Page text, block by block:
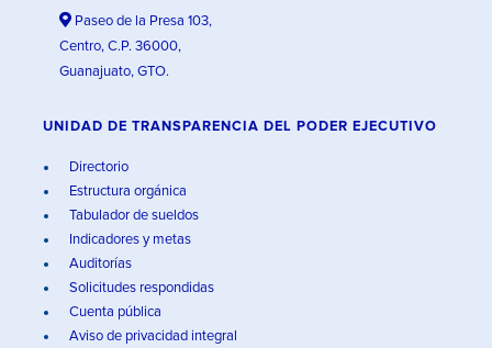
Paseo de la Presa 103,
Centro, C.P. 36000,
Guanajuato, GTO.
UNIDAD DE TRANSPARENCIA DEL PODER EJECUTIVO
Directorio
Estructura orgánica
Tabulador de sueldos
Indicadores y metas
Auditorías
Solicitudes respondidas
Cuenta pública
Aviso de privacidad integral